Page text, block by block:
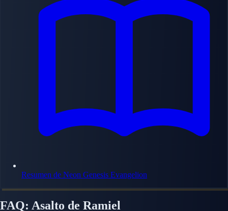
Resumen de Neon Genesis Evangelion
FAQ: Asalto de Ramiel